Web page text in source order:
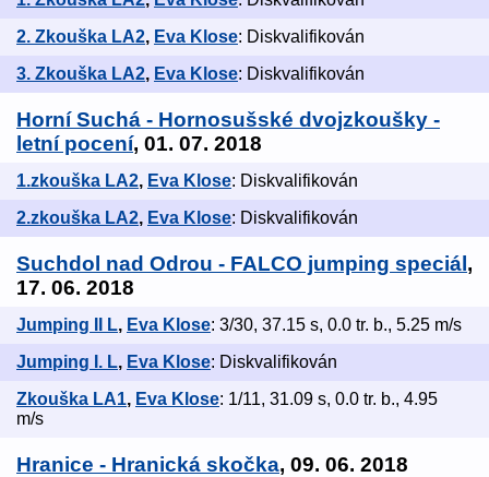
2. Zkouška LA2, Eva Klose: Diskvalifikován
3. Zkouška LA2, Eva Klose: Diskvalifikován
Horní Suchá - Hornosušské dvojzkoušky -
letní pocení, 01. 07. 2018
1.zkouška LA2, Eva Klose: Diskvalifikován
2.zkouška LA2, Eva Klose: Diskvalifikován
Suchdol nad Odrou - FALCO jumping speciál,
17. 06. 2018
Jumping II L, Eva Klose: 3/30, 37.15 s, 0.0 tr. b., 5.25 m/s
Jumping I. L, Eva Klose: Diskvalifikován
Zkouška LA1, Eva Klose: 1/11, 31.09 s, 0.0 tr. b., 4.95
m/s
Hranice - Hranická skočka, 09. 06. 2018